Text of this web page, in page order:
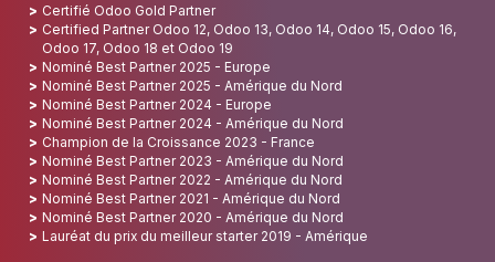
Certifié Odoo Gold Partner
Certified Partner Odoo 12, Odoo 13, Odoo 14, Odoo 15, Odoo 16,
Odoo 17, Odoo 18 et Odoo 19
Nominé Best Partner 2025 - Europe
Nominé Best Partner 2025 - Amérique du Nord
Nominé Best Partner 2024 - Europe
Nominé Best Partner 2024 - Amérique du Nord
Champion de la Croissance 2023 - France
Nominé Best Partner 2023 - Amérique du Nord
Nominé Best Partner 2022 - Amérique du Nord
Nominé Best Partner 2021 - Amérique du Nord
Nominé Best Partner 2020 - Amérique du Nord
Lauréat du prix du meilleur starter 2019 - Amérique